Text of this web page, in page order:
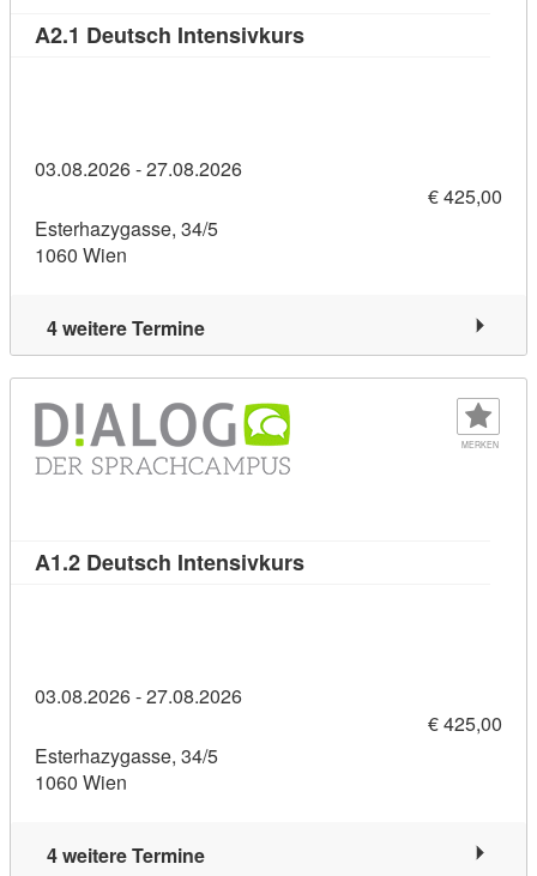
A2.1 Deutsch IntensivkursKursdetail: A2.1 Deutsch
03.08.2026 - 27.08.2026
€ 425,00
Esterhazygasse, 34/5
1060 Wien
4 weitere Termine
MERKEN
A1.2 Deutsch IntensivkursKursdetail: A1.2 Deutsch
03.08.2026 - 27.08.2026
€ 425,00
Esterhazygasse, 34/5
1060 Wien
4 weitere Termine